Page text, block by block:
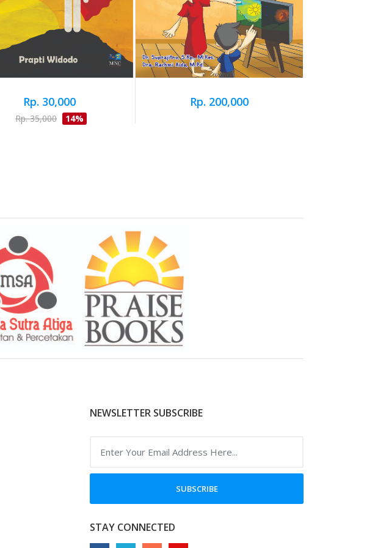
Rp. 30,000
Rp. 35,000 14%
Rp. 200,000
NEWSLETTER SUBSCRIBE
SUBSCRIBE
STAY CONNECTED